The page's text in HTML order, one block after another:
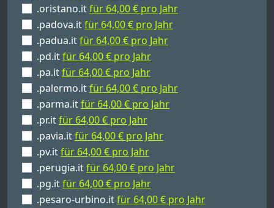
.oristano.itfür 64,00 € pro Jahr
.padova.itfür 64,00 € pro Jahr
.padua.itfür 64,00 € pro Jahr
.pd.itfür 64,00 € pro Jahr
.pa.itfür 64,00 € pro Jahr
.palermo.itfür 64,00 € pro Jahr
.parma.itfür 64,00 € pro Jahr
.pr.itfür 64,00 € pro Jahr
.pavia.itfür 64,00 € pro Jahr
.pv.itfür 64,00 € pro Jahr
.perugia.itfür 64,00 € pro Jahr
.pg.itfür 64,00 € pro Jahr
.pesaro-urbino.itfür 64,00 € pro Jahr